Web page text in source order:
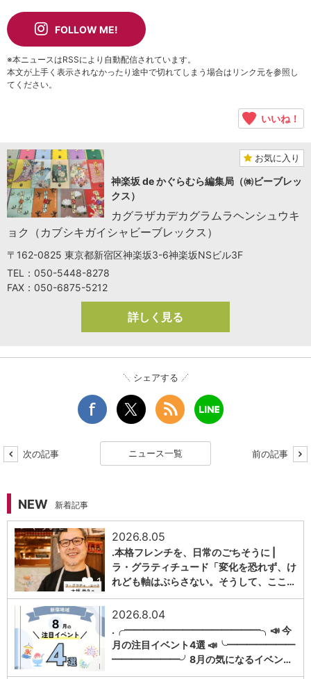
FOLLOW ME!
※本ニュースはRSSにより自動配信されています。
本文が上手く表示されなかったり途中で切れてしまう場合はリンク元を参照し
てください。
いいね！
お気に入り
神楽坂 de かぐらむら編集局（㈱ビーブレッ
クス）
カグラザカデカグラムラヘンシュウキ
ョク（カブシキガイシャビーブレックス）
〒162-0825 東京都新宿区神楽坂3-6神楽坂NSビル3F
TEL：050-5448-8278
FAX：050-6875-5212
詳しく見る
シェアする
次の記事 ニュース一覧 前の記事
NEW 新着記事
1
2026.8.05
.本格フレンチを、日常のごちそうに |
ラ・グラティチュード「変化を恐れず、け
れども軸はぶらさない。そうして、ここ…
1
2026.8.04
.╭━━━━━━━━━━━━━━╮📣 今
月の注目イベント4選 📣╰━━━━━━━
━━━━━━━╯8月の気になるイベン…